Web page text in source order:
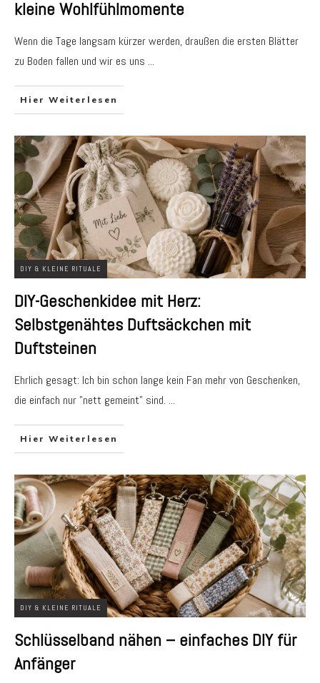
kleine Wohlfühlmomente
Wenn die Tage langsam kürzer werden, draußen die ersten Blätter
zu Boden fallen und wir es uns ...
Hier Weiterlesen
DIY & KLEINE RITUALE
DIY-Geschenkidee mit Herz:
Selbstgenähtes Duftsäckchen mit
Duftsteinen
Ehrlich gesagt: Ich bin schon lange kein Fan mehr von Geschenken,
die einfach nur "nett gemeint" sind. ...
Hier Weiterlesen
DIY & KLEINE RITUALE
Schlüsselband nähen – einfaches DIY für
Anfänger